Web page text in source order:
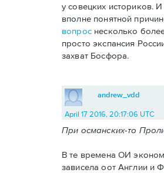
у совецких историков. И
вполне понятной
вопроснесколько
просто экспансия
захват Босфора.
andrew_vdd
April 17 2016, 20:17:06 UTC
При османских-то
В те времена ОИ
зависела оот Англии и